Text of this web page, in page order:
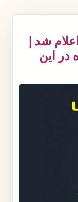
۲۲ بهمن اعلام شد |
در این